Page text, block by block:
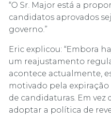
“O Sr. Major está a
candidatos aprovados
governo.”
Eric explicou: “Embora
um reajustamento
acontece actualmente,
motivado pela
de candidaturas. Em vez
adoptar a política de